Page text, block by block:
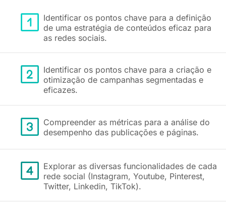
Identificar os pontos chave para a definição
de uma estratégia de conteúdos eficaz para
as redes sociais.
Identificar os pontos chave para a criação e
otimização de campanhas segmentadas e
eficazes.
Compreender as métricas para a análise do
desempenho das publicações e páginas.
Explorar as diversas funcionalidades de cada
rede social (Instagram, Youtube, Pinterest,
Twitter, Linkedin, TikTok).